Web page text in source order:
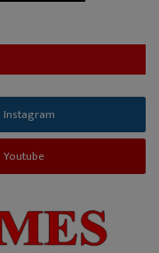
Instagram
Youtube